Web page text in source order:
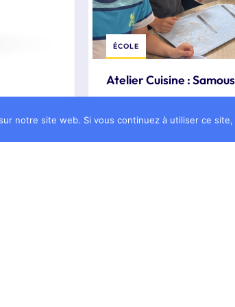
ÉCOLE
Atelier culinaire CE2R
notre site web. Si vous continuez à utiliser ce